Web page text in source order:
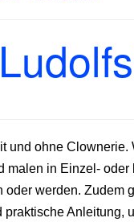
und ohne Clownerie.
malen in Einzel-
werden. Zudem
Anleitung,